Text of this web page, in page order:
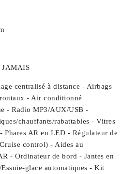
JAMAIS
centralisé à distance - Airbags
- Air conditionné
- Radio MP3/AUX/USB -
chauffants/rabattables - Vitres
Phares AR en LED - Régulateur de
control) - Aides au
- Ordinateur de bord - Jantes en
glace automatiques - Kit